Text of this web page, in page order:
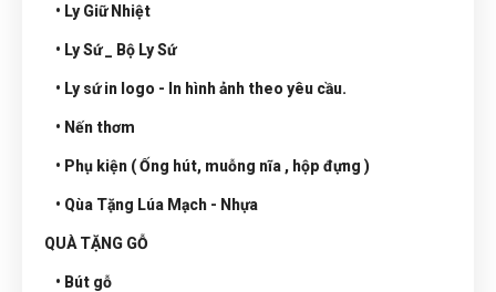
• Ly Giữ Nhiệt
• Ly Sứ _ Bộ Ly Sứ
• Ly sứ in logo - In hình ảnh theo yêu cầu.
• Nến thơm
• Phụ kiện ( Ống hút, muỗng nĩa , hộp đựng )
• Qùa Tặng Lúa Mạch - Nhựa
QUÀ TẶNG GỖ
• Bút gỗ